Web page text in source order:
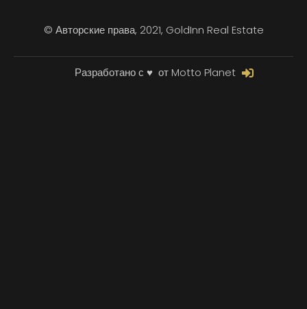
© Авторские права, 2021, GoldInn Real Estate
Разработано с ♥ ️ от Motto Planet